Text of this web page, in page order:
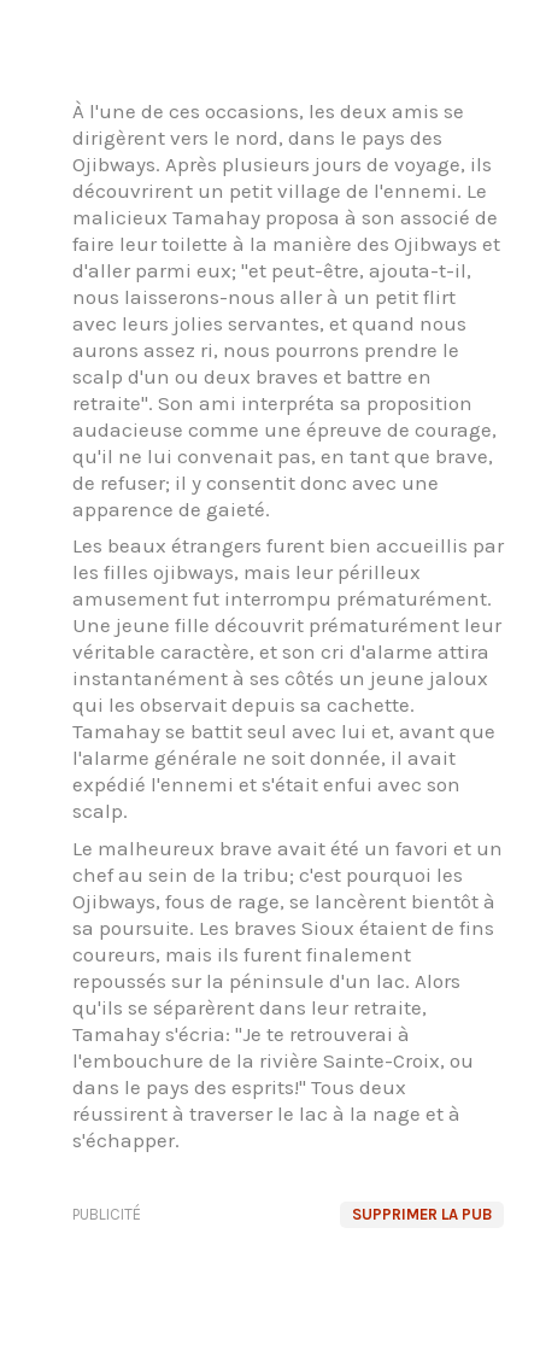
À l'une de ces occasions, les deux amis se
dirigèrent vers le nord, dans le pays des
Ojibways. Après plusieurs jours de voyage, ils
découvrirent un petit village de l'ennemi. Le
malicieux Tamahay proposa à son associé de
faire leur toilette à la manière des Ojibways et
d'aller parmi eux; "et peut-être, ajouta-t-il,
nous laisserons-nous aller à un petit flirt
avec leurs jolies servantes, et quand nous
aurons assez ri, nous pourrons prendre le
scalp d'un ou deux braves et battre en
retraite". Son ami interpréta sa proposition
audacieuse comme une épreuve de courage,
qu'il ne lui convenait pas, en tant que brave,
de refuser; il y consentit donc avec une
apparence de gaieté.
Les beaux étrangers furent bien accueillis par
les filles ojibways, mais leur périlleux
amusement fut interrompu prématurément.
Une jeune fille découvrit prématurément leur
véritable caractère, et son cri d'alarme attira
instantanément à ses côtés un jeune jaloux
qui les observait depuis sa cachette.
Tamahay se battit seul avec lui et, avant que
l'alarme générale ne soit donnée, il avait
expédié l'ennemi et s'était enfui avec son
scalp.
Le malheureux brave avait été un favori et un
chef au sein de la tribu; c'est pourquoi les
Ojibways, fous de rage, se lancèrent bientôt à
sa poursuite. Les braves Sioux étaient de fins
coureurs, mais ils furent finalement
repoussés sur la péninsule d'un lac. Alors
qu'ils se séparèrent dans leur retraite,
Tamahay s'écria: "Je te retrouverai à
l'embouchure de la rivière Sainte-Croix, ou
dans le pays des esprits!" Tous deux
réussirent à traverser le lac à la nage et à
s'échapper.
SUPPRIMER LA PUB
PUBLICITÉ